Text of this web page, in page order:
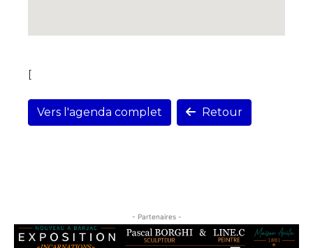
[
Vers l'agenda complet Retour
- Partenaires -